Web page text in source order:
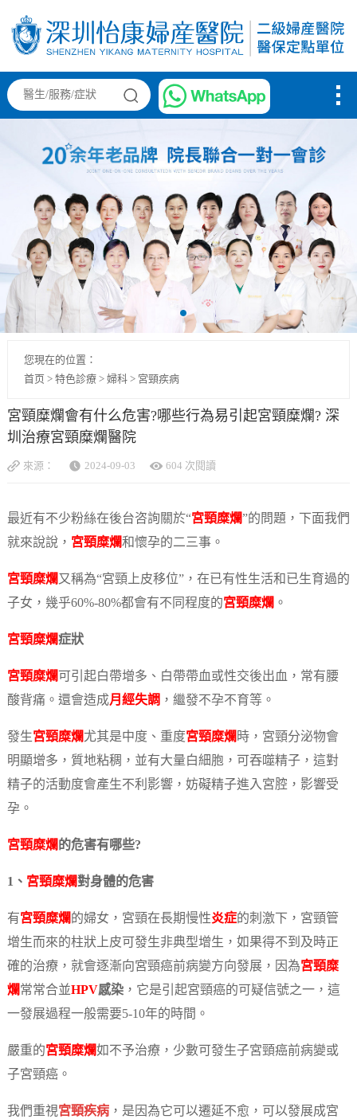
您現在的位置：
首页 > 特色診療> 婦科> 宮頸疾病
宮頸糜爛會有什么危害?哪些行為易引起宮頸糜爛? 深
圳治療宮頸糜爛醫院
來源： 2024-09-03 604 次閱讀
最近有不少粉絲在後台咨詢關於“宮頸糜爛”的問題，下面我們
就來說說， 宮頸糜爛和懷孕的二三事。
宮頸糜爛 又稱為“宮頸上皮移位”，在已有性生活和已生育過的
子女，幾乎60%-80%都會有不同程度的宮頸糜爛 。
宮頸糜爛症狀
宮頸糜爛 可引起白帶增多、白帶帶血或性交後出血，常有腰
酸背痛。還會造成月經失調 ，繼發不孕不育等。
發生宮頸糜爛尤其是中度、重度宮頸糜爛 時，宮頸分泌物會
明顯增多，質地粘稠，並有大量白細胞，可吞噬精子，這對
精子的活動度會產生不利影響，妨礙精子進入宮腔，影響受
孕。
宮頸糜爛 的危害有哪些?
1、 宮頸糜爛對身體的危害
有宮頸糜爛 的婦女，宮頸在長期慢性炎症的刺激下，宮頸管
增生而來的柱狀上皮可發生非典型增生，如果得不到及時正
確的治療，就會逐漸向宮頸癌前病變方向發展，因為宮頸糜
爛常常合並HPV感染，它是引起宮頸癌的可疑信號之一，這
一發展過程一般需要5-10年的時間。
嚴重的宮頸糜爛如不予治療，少數可發生子宮頸癌前病變或
子宮頸癌。
我們重視宮頸疾病，是因為它可以遷延不愈，可以發展成宮